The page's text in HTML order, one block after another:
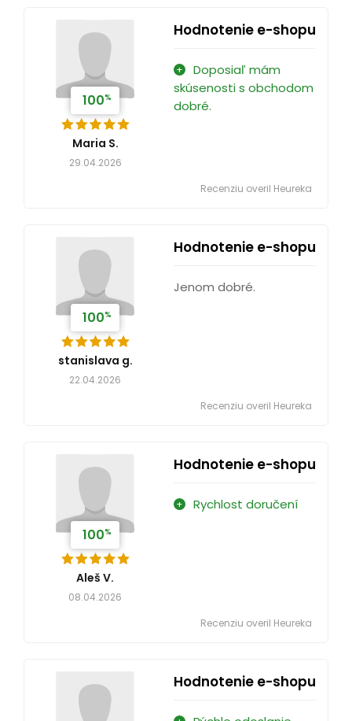
100%
Maria S.
29.04.2026
Hodnotenie e-shopu
Doposiaľ mám
skúsenosti s obchodom
dobré.
Recenziu overil Heureka
100%
stanislava g.
22.04.2026
Hodnotenie e-shopu
Jenom dobré.
Recenziu overil Heureka
100%
Aleš V.
08.04.2026
Hodnotenie e-shopu
Rychlost doručení
Recenziu overil Heureka
Hodnotenie e-shopu